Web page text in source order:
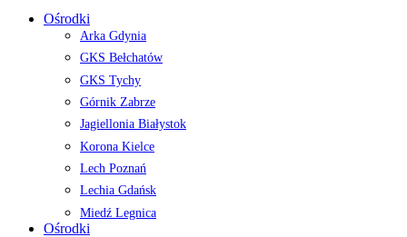
Ośrodki
Arka Gdynia
GKS Bełchatów
GKS Tychy
Górnik Zabrze
Jagiellonia Białystok
Korona Kielce
Lech Poznań
Lechia Gdańsk
Miedź Legnica
Ośrodki